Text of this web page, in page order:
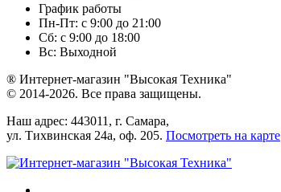
График работы
Пн-Пт: с 9:00 до 21:00
Сб: с 9:00 до 18:00
Вс: Выходной
® Интернет-магазин "Высокая Техника"
© 2014-2026. Все права защищены.
Наш адрес: 443011, г. Самара,
ул. Тихвинская 24а, оф. 205. Посмотреть на карте